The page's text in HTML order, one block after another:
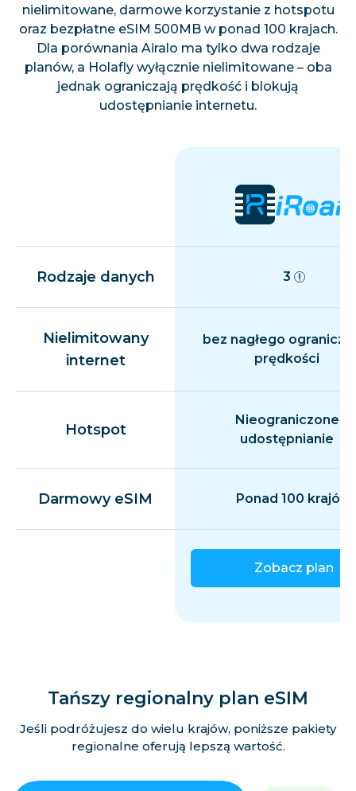
nielimitowane, darmowe korzystanie z hotspotu
oraz bezpłatne eSIM 500MB w ponad 100 krajach.
Dla porównania Airalo ma tylko dwa rodzaje
planów, a Holafly wyłącznie nielimitowane – oba
jednak ograniczają prędkość i blokują
udostępnianie internetu.
Rodzaje danych 3
Nielimitowany
internet
bez nagłego
prędkości
Hotspot
Nieograniczone
udostępnianie
Darmowy eSIM Ponad 100 krajów
Zobacz plan
Tańszy regionalny plan eSIM
Jeśli podróżujesz do wielu krajów, poniższe pakiety
regionalne oferują lepszą wartość.